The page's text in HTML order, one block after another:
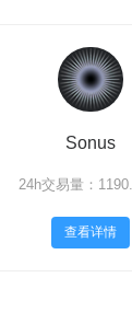
Sonus
24h交易量：
查看详情